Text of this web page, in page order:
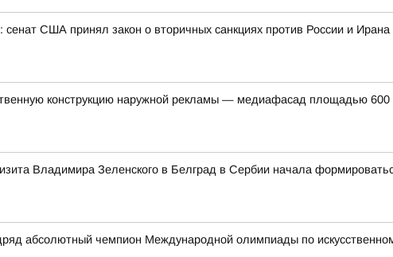
США принял закон о вторичных санкциях против России и Ирана
конструкцию наружной рекламы — медиафасад площадью 600
Владимира Зеленского в Белград в Сербии начала
абсолютный чемпион Международной олимпиады по